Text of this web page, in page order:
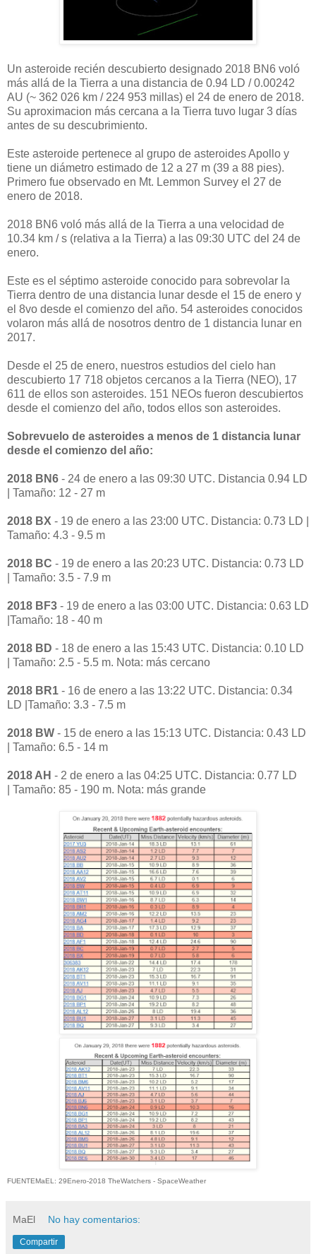
Un asteroide recién descubierto designado 2018 BN6 voló
más allá de la Tierra a una distancia de 0.94 LD / 0.00242
AU (~ 362 026 km / 224 953 millas) el 24 de enero de 2018.
Su aproximacion más cercana a la Tierra tuvo lugar 3 días
antes de su descubrimiento.
Este asteroide pertenece al grupo de asteroides Apollo y
tiene un diámetro estimado de 12 a 27 m (39 a 88 pies).
Primero fue observado en Mt. Lemmon Survey el 27 de
enero de 2018.
2018 BN6 voló más allá de la Tierra a una velocidad de
10.34 km / s (relativa a la Tierra) a las 09:30 UTC del 24 de
enero.
Este es el séptimo asteroide conocido para sobrevolar la
Tierra dentro de una distancia lunar desde el 15 de enero y
el 8vo desde el comienzo del año. 54 asteroides conocidos
volaron más allá de nosotros dentro de 1 distancia lunar en
2017.
Desde el 25 de enero, nuestros estudios del cielo han
descubierto 17 718 objetos cercanos a la Tierra (NEO), 17
611 de ellos son asteroides. 151 NEOs fueron descubiertos
desde el comienzo del año, todos ellos son asteroides.
Sobrevuelo de asteroides a menos de 1 distancia lunar
desde el comienzo del año:
2018 BN6 - 24 de enero a las 09:30 UTC. Distancia 0.94 LD
Tamaño: 12 - 27 m
2018 BX - 19 de enero a las 23:00 UTC. Distancia: 0.73 LD |
Tamaño: 4.3 - 9.5 m
2018 BC - 19 de enero a las 20:23 UTC. Distancia: 0.73 LD
Tamaño: 3.5 - 7.9 m
2018 BF3 - 19 de enero a las 03:00 UTC. Distancia: 0.63 LD
Tamaño: 18 - 40 m
2018 BD - 18 de enero a las 15:43 UTC. Distancia: 0.10 LD
Tamaño: 2.5 - 5.5 m. Nota: más cercano
2018 BR1 - 16 de enero a las 13:22 UTC. Distancia: 0.34
LD | Tamaño: 3.3 - 7.5 m
2018 BW - 15 de enero a las 15:13 UTC. Distancia: 0.43 LD
Tamaño: 6.5 - 14 m
2018 AH - 2 de enero a las 04:25 UTC. Distancia: 0.77 LD
Tamaño: 85 - 190 m. Nota: más grande
FUENTEMaEL: 29Enero-2018 TheWatchers - SpaceWeather
MaEl No hay comentarios:
Compartir